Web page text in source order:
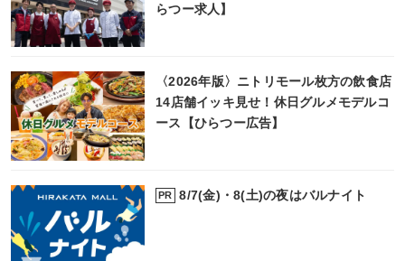
らつー求人】
〈2026年版〉ニトリモール枚方の飲食店
14店舗イッキ見せ！休日グルメモデルコ
ース【ひらつー広告】
PR 8/7(金)・8(土)の夜はバルナイト